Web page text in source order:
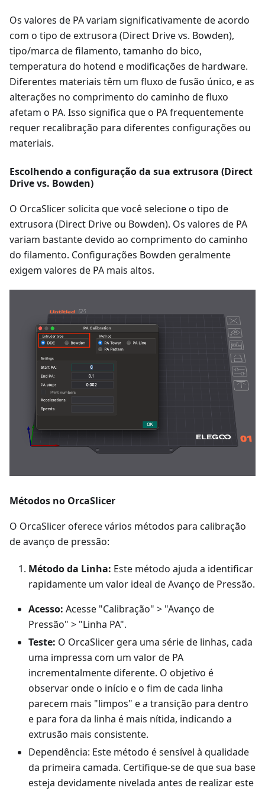
Os valores de PA variam significativamente de acordo
com o tipo de extrusora (Direct Drive vs. Bowden),
tipo/marca de filamento, tamanho do bico,
temperatura do hotend e modificações de hardware.
Diferentes materiais têm um fluxo de fusão único, e as
alterações no comprimento do caminho de fluxo
afetam o PA. Isso significa que o PA frequentemente
requer recalibração para diferentes configurações ou
materiais.
Escolhendo a configuração da sua extrusora (Direct
Drive vs. Bowden)
O OrcaSlicer solicita que você selecione o tipo de
extrusora (Direct Drive ou Bowden). Os valores de PA
variam bastante devido ao comprimento do caminho
do filamento. Configurações Bowden geralmente
exigem valores de PA mais altos.
Métodos no OrcaSlicer
O OrcaSlicer oferece vários métodos para calibração
de avanço de pressão:
Método da Linha: Este método ajuda a identificar
rapidamente um valor ideal de Avanço de Pressão.
Acesso: Acesse "Calibração" > "Avanço de
Pressão" > "Linha PA".
Teste: O OrcaSlicer gera uma série de linhas, cada
uma impressa com um valor de PA
incrementalmente diferente. O objetivo é
observar onde o início e o fim de cada linha
parecem mais "limpos" e a transição para dentro
e para fora da linha é mais nítida, indicando a
extrusão mais consistente.
Dependência: Este método é sensível à qualidade
da primeira camada. Certifique-se de que sua base
esteja devidamente nivelada antes de realizar este